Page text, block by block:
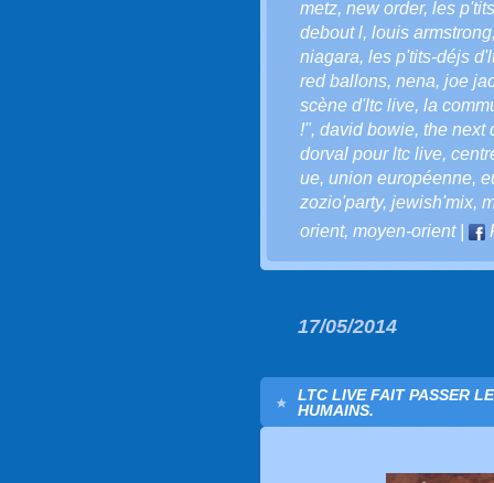
metz, new order, les
debout l, louis armstrong
niagara, les p'tits-déjs
red ballons, nena, joe
scène d'ltc live, la
!", david bowie, the next
dorval pour ltc live,
ue, union européenne,
zozio'party, jewish'mix,
orient, moyen-orient|
17/05/2014
LTC LIVE FAIT PASSER
HUMAINS.